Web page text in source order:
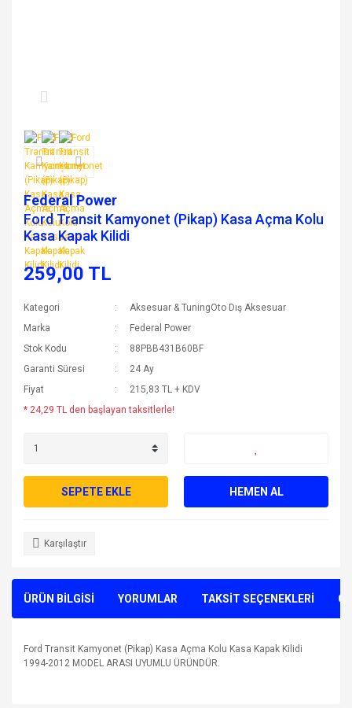
Federal Power
Ford Transit Kamyonet (Pikap) Kasa Açma Kolu
Kasa Kapak Kilidi
259,00 TL
Kategori
Aksesuar & TuningOto Dış Aksesuar
Marka
Federal Power
Stok Kodu
88PBB431B60BF
Garanti Süresi
24 Ay
Fiyat
215,83 TL + KDV
* 24,29 TL den başlayan taksitlerle!
SEPETE EKLE HEMEN AL
Karşılaştır
ÜRÜN BİLGİSİ YORUMLAR TAKSİT SEÇENEKLERİ
Ford Transit Kamyonet (Pikap) Kasa Açma Kolu Kasa Kapak Kilidi
1994-2012 MODEL ARASI UYUMLU ÜRÜNDÜR.